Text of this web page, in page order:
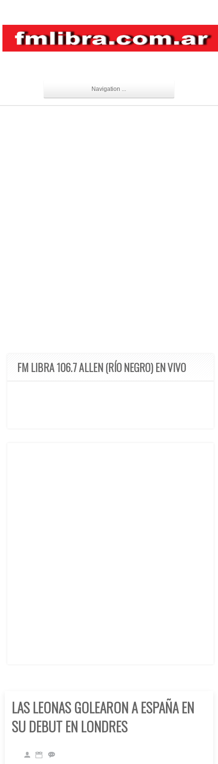
Navigation ...
FM LIBRA 106.7 ALLEN (RÍO NEGRO) EN VIVO
LAS LEONAS GOLEARON A ESPAÑA EN
SU DEBUT EN LONDRES